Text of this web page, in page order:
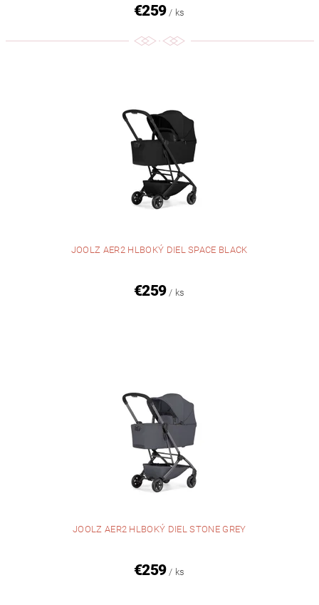
€259 / ks
JOOLZ AER2 HLBOKÝ DIEL SPACE BLACK
€259 / ks
JOOLZ AER2 HLBOKÝ DIEL STONE GREY
€259 / ks